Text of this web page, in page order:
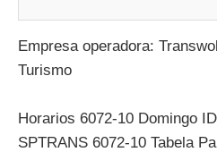
Empresa operadora:
Turismo
Horarios 6072-10 Domingo
SPTRANS 6072-10 Tabela